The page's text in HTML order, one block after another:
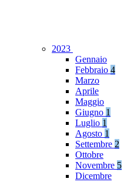
2023
Gennaio
Febbraio 4
Marzo
Aprile
Maggio
Giugno 1
Luglio 1
Agosto 1
Settembre 2
Ottobre
Novembre 5
Dicembre